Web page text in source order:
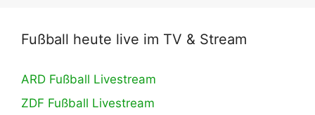
Fußball heute live im TV & Stream
ARD Fußball Livestream
ZDF Fußball Livestream